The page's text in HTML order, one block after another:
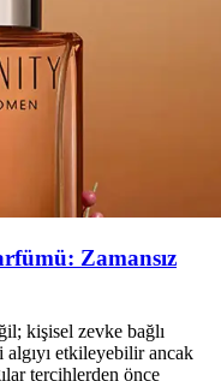
Zamansız
kişisel zevke bağlı
etkileyebilir ancak
tercihlerden önce